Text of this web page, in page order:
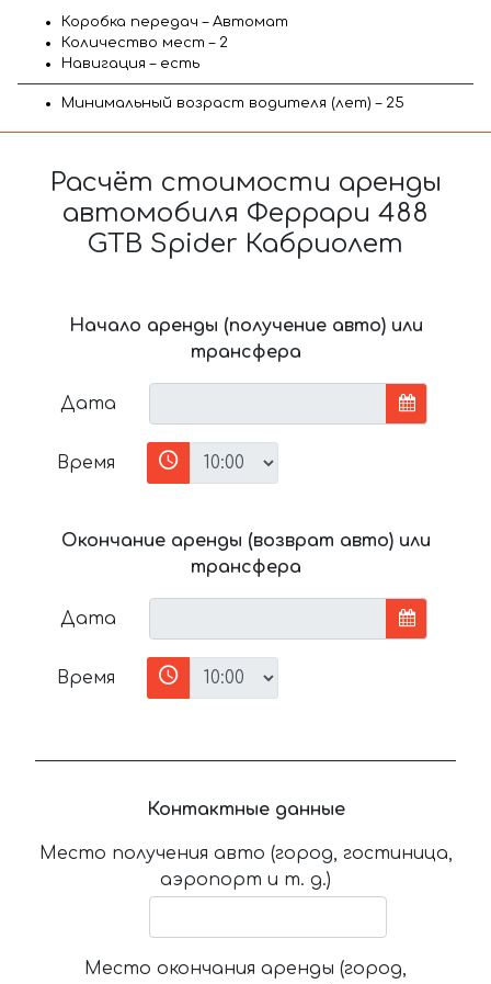
Коробка передач – Автомат
Количество мест – 2
Навигация – есть
Минимальный возраст водителя (лет) – 25
Расчёт стоимости аренды
автомобиля Феррари 488
GTB Spider Кабриолет
Начало аренды (получение авто) или
трансфера
Дата
Время
Окончание аренды (возврат авто) или
трансфера
Дата
Время
Контактные данные
Место получения авто (город, гостиница,
аэропорт и т. д.)
Место окончания аренды (город,